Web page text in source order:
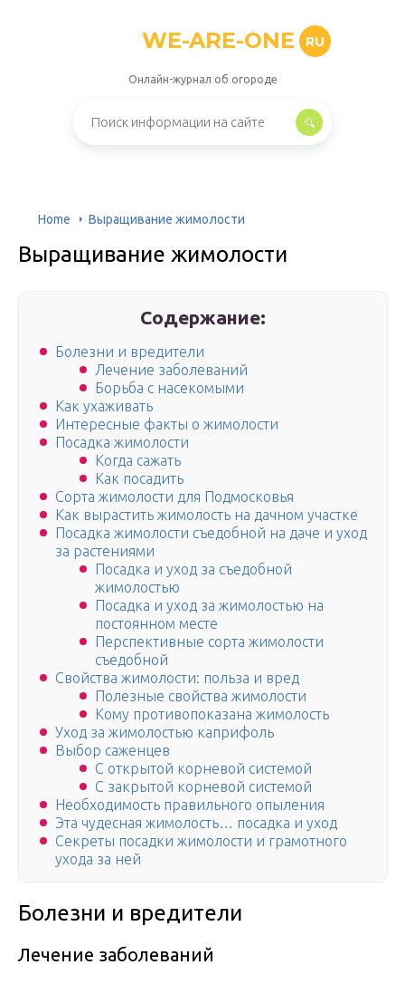
WE-ARE-ONE RU
Онлайн-журнал об огороде
Home Выращивание жимолости
Выращивание жимолости
Содержание:
Болезни и вредители
Лечение заболеваний
Борьба с насекомыми
Как ухаживать
Интересные факты о жимолости
Посадка жимолости
Когда сажать
Как посадить
Сорта жимолости для Подмосковья
Как вырастить жимолость на дачном участке
Посадка жимолости съедобной на даче и уход
за растениями
Посадка и уход за съедобной
жимолостью
Посадка и уход за жимолостью на
постоянном месте
Перспективные сорта жимолости
съедобной
Свойства жимолости: польза и вред
Полезные свойства жимолости
Кому противопоказана жимолость
Уход за жимолостью каприфоль
Выбор саженцев
С открытой корневой системой
С закрытой корневой системой
Необходимость правильного опыления
Эта чудесная жимолость… посадка и уход
Секреты посадки жимолости и грамотного
ухода за ней
Болезни и вредители
Лечение заболеваний